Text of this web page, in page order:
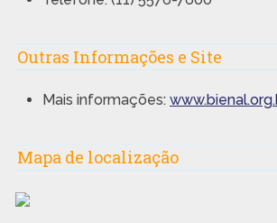
Outras Informações e Site
Mais informações:
Mapa de localização